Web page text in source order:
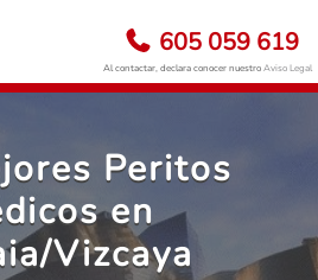
605 059 619
Al contactar, declara conocer nuestroAviso Legal
Peritos
en
Vizcaya